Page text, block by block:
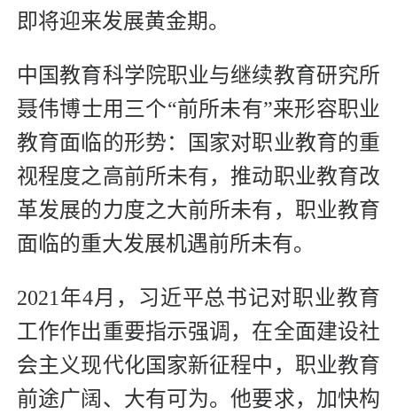
即将迎来发展黄金期。
中国教育科学院职业与继续教育研究所
聂伟博士用三个“前所未有”来形容职业
教育面临的形势：国家对职业教育的重
视程度之高前所未有，推动职业教育改
革发展的力度之大前所未有，职业教育
面临的重大发展机遇前所未有。
2021年4月，习近平总书记对职业教育
工作作出重要指示强调，在全面建设社
会主义现代化国家新征程中，职业教育
前途广阔、大有可为。他要求，加快构